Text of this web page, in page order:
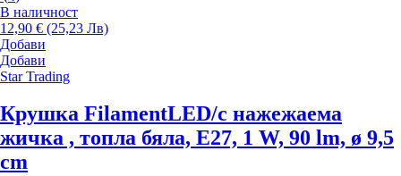
В наличност
12,90 € (25,23 Лв)
Добави
Добави
Star Trading
Крушка FilamentLED/с нажежаема
жичка , топла бяла, E27, 1 W, 90 lm, ø 9,5
cm